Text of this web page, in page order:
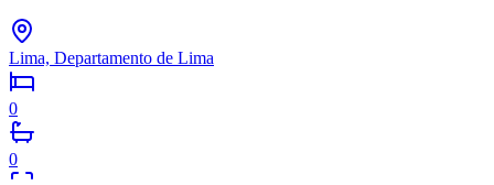
Lima, Departamento de Lima
0
0